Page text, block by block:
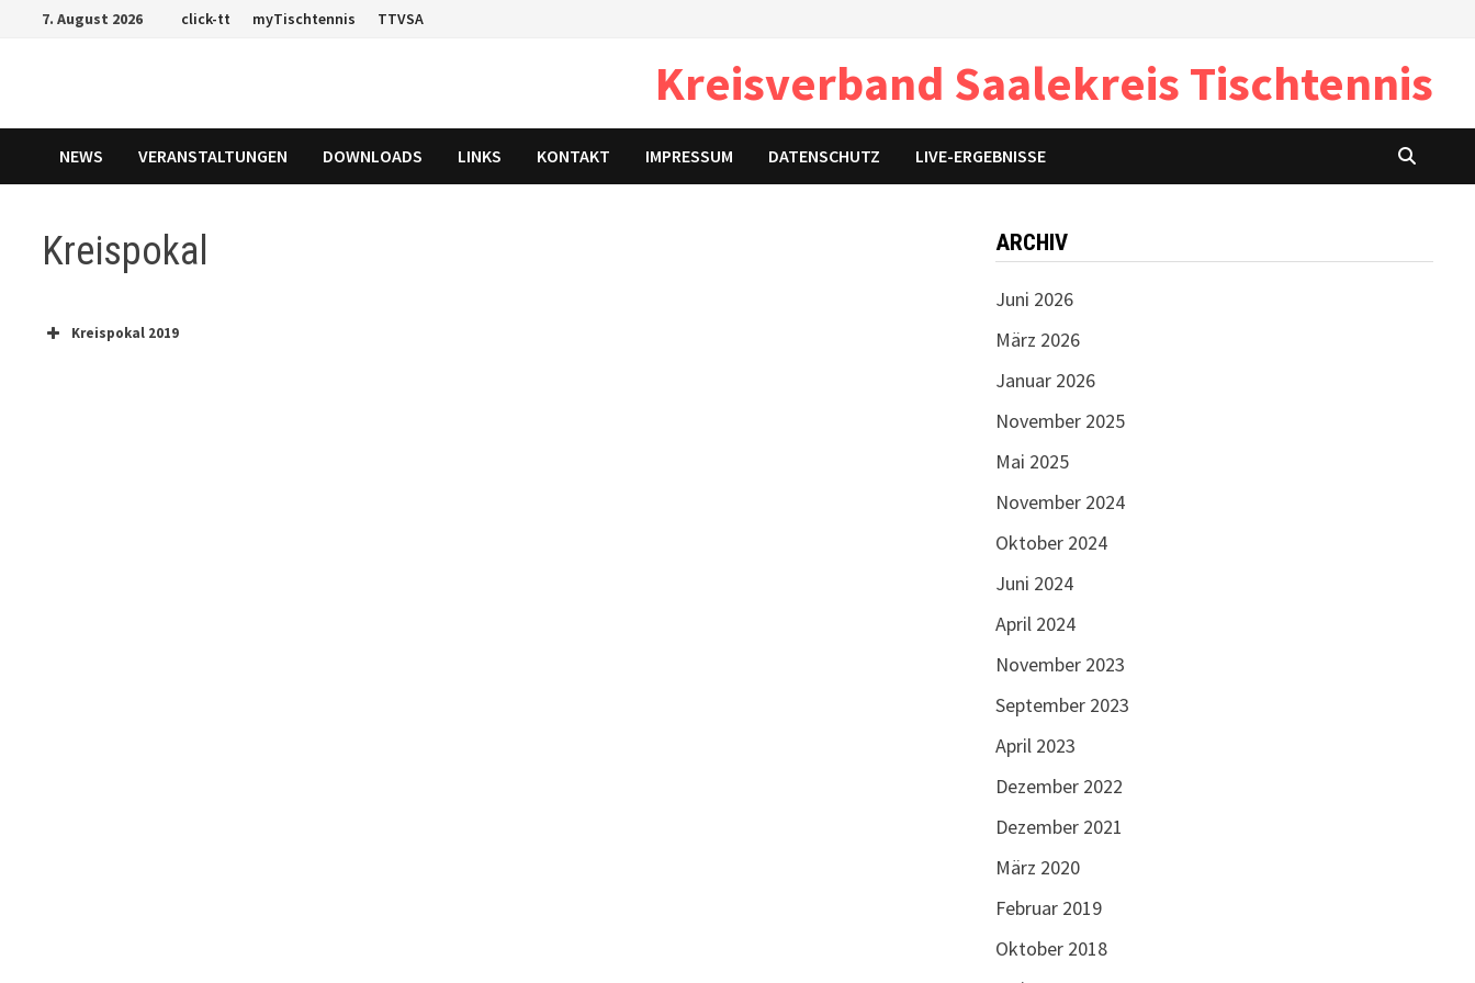
7. August 2026 click-tt myTischtennis TTVSA
Kreisverband Saalekreis Tischtennis
NEWS VERANSTALTUNGEN DOWNLOADS LINKS KONTAKT IMPRESSUM DATENSCHUTZ LIVE-ERGEBNISSE
Kreispokal
Kreispokal 2019
ARCHIV
Juni 2026
März 2026
Januar 2026
November 2025
Mai 2025
November 2024
Oktober 2024
Juni 2024
April 2024
November 2023
September 2023
April 2023
Dezember 2022
Dezember 2021
März 2020
Februar 2019
Oktober 2018